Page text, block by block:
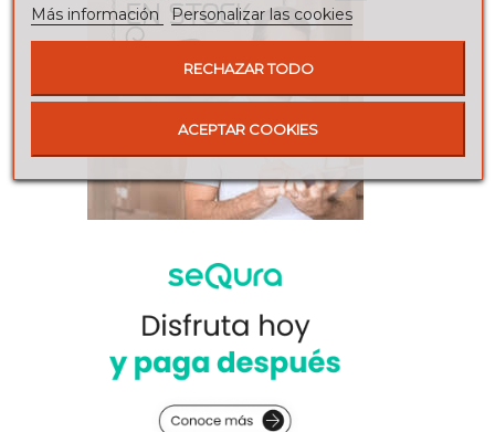
Más información
Personalizar las cookies
RECHAZAR TODO
ACEPTAR COOKIES